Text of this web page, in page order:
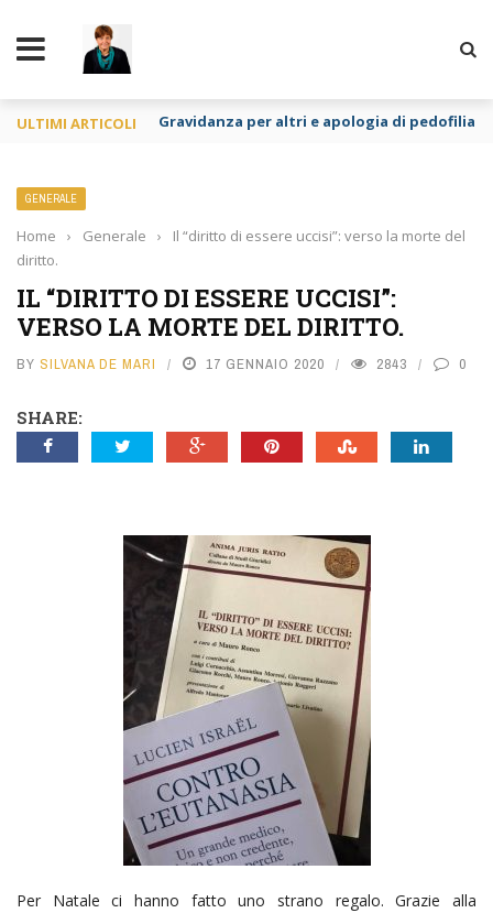
ULTIMI ARTICOLI GPA crimine contro l’umanità
GENERALE
Home › Generale ›
Il “diritto di essere uccisi”: verso la morte del
diritto.
IL “DIRITTO DI ESSERE UCCISI”:
VERSO LA MORTE DEL DIRITTO.
BY SILVANA DE MARI 17 GENNAIO 2020 2843 0
SHARE:
Per Natale ci hanno fatto uno strano regalo. Grazie alla